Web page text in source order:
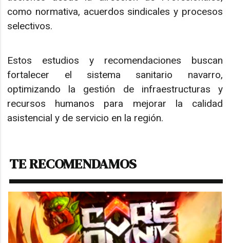
como normativa, acuerdos sindicales y procesos
selectivos.
Estos estudios y recomendaciones buscan
fortalecer el sistema sanitario navarro,
optimizando la gestión de infraestructuras y
recursos humanos para mejorar la calidad
asistencial y de servicio en la región.
TE RECOMENDAMOS